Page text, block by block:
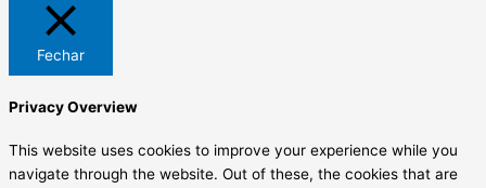
Fechar
Privacy Overview
This website uses cookies to improve your experience while you
navigate through the website. Out of these, the cookies that are